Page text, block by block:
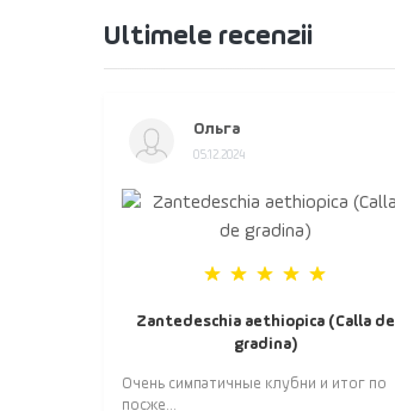
Ultimele recenzii
Ольга
05.12.2024
Zantedeschia aethiopica (Calla de
gradina)
Очень симпатичные клубни и итог по
посже...